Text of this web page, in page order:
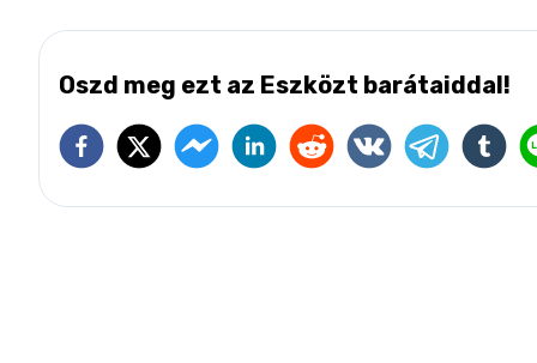
Oszd meg ezt az Eszközt barátaiddal!